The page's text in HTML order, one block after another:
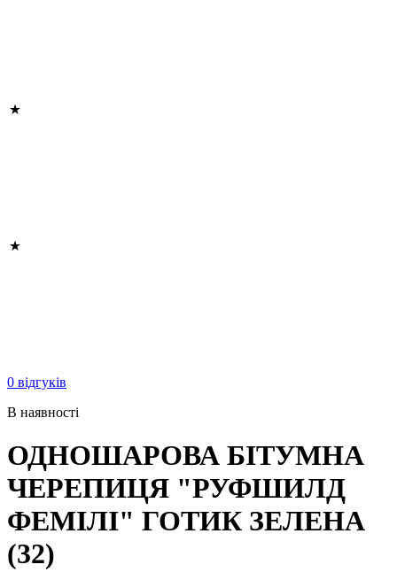
0 відгуків
В наявності
ОДНОШАРОВА БІТУМНА
ЧЕРЕПИЦЯ "РУФШИЛД
ФЕМІЛІ" ГОТИК ЗЕЛЕНА
(32)